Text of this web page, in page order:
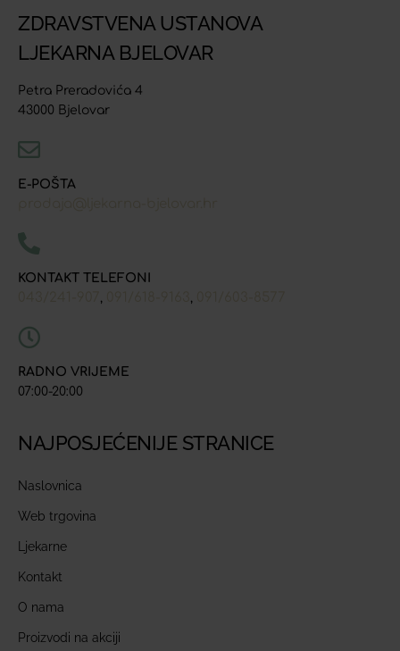
ZDRAVSTVENA USTANOVA
LJEKARNA BJELOVAR
Petra Preradovića 4
43000 Bjelovar
E-POŠTA
KONTAKT TELEFONI
, ,
RADNO VRIJEME
07:00-20:00
NAJPOSJEĆENIJE STRANICE
Naslovnica
Web trgovina
Ljekarne
Kontakt
O nama
Proizvodi na akciji